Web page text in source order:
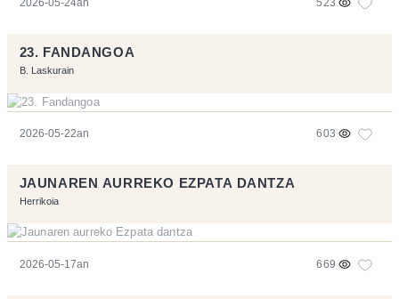
2026-05-24an 523
23. FANDANGOA
B. Laskurain
2026-05-22an 603
JAUNAREN AURREKO EZPATA DANTZA
Herrikoia
2026-05-17an 669